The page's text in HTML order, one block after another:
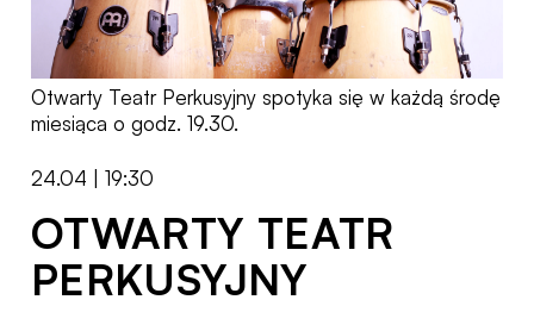
Otwarty Teatr Perkusyjny spotyka się w każdą środę
miesiąca o godz. 19.30.
24.04 | 19:30
OTWARTY TEATR
PERKUSYJNY